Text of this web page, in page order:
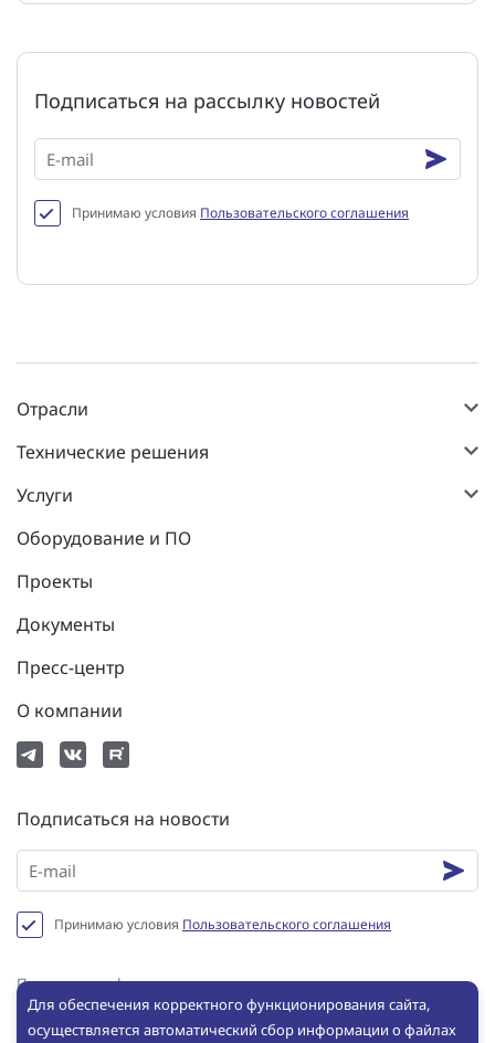
Подписаться на рассылку новостей
Принимаю условия Пользовательского соглашения
Отрасли
Технические решения
Услуги
Оборудование и ПО
Проекты
Документы
Пресс-центр
О компании
Подписаться на новости
Принимаю условия Пользовательского соглашения
Политика конфиденциальности
Пользовательское соглашение
Для обеспечения корректного функционирования сайта,
осуществляется автоматический сбор информации о файлах